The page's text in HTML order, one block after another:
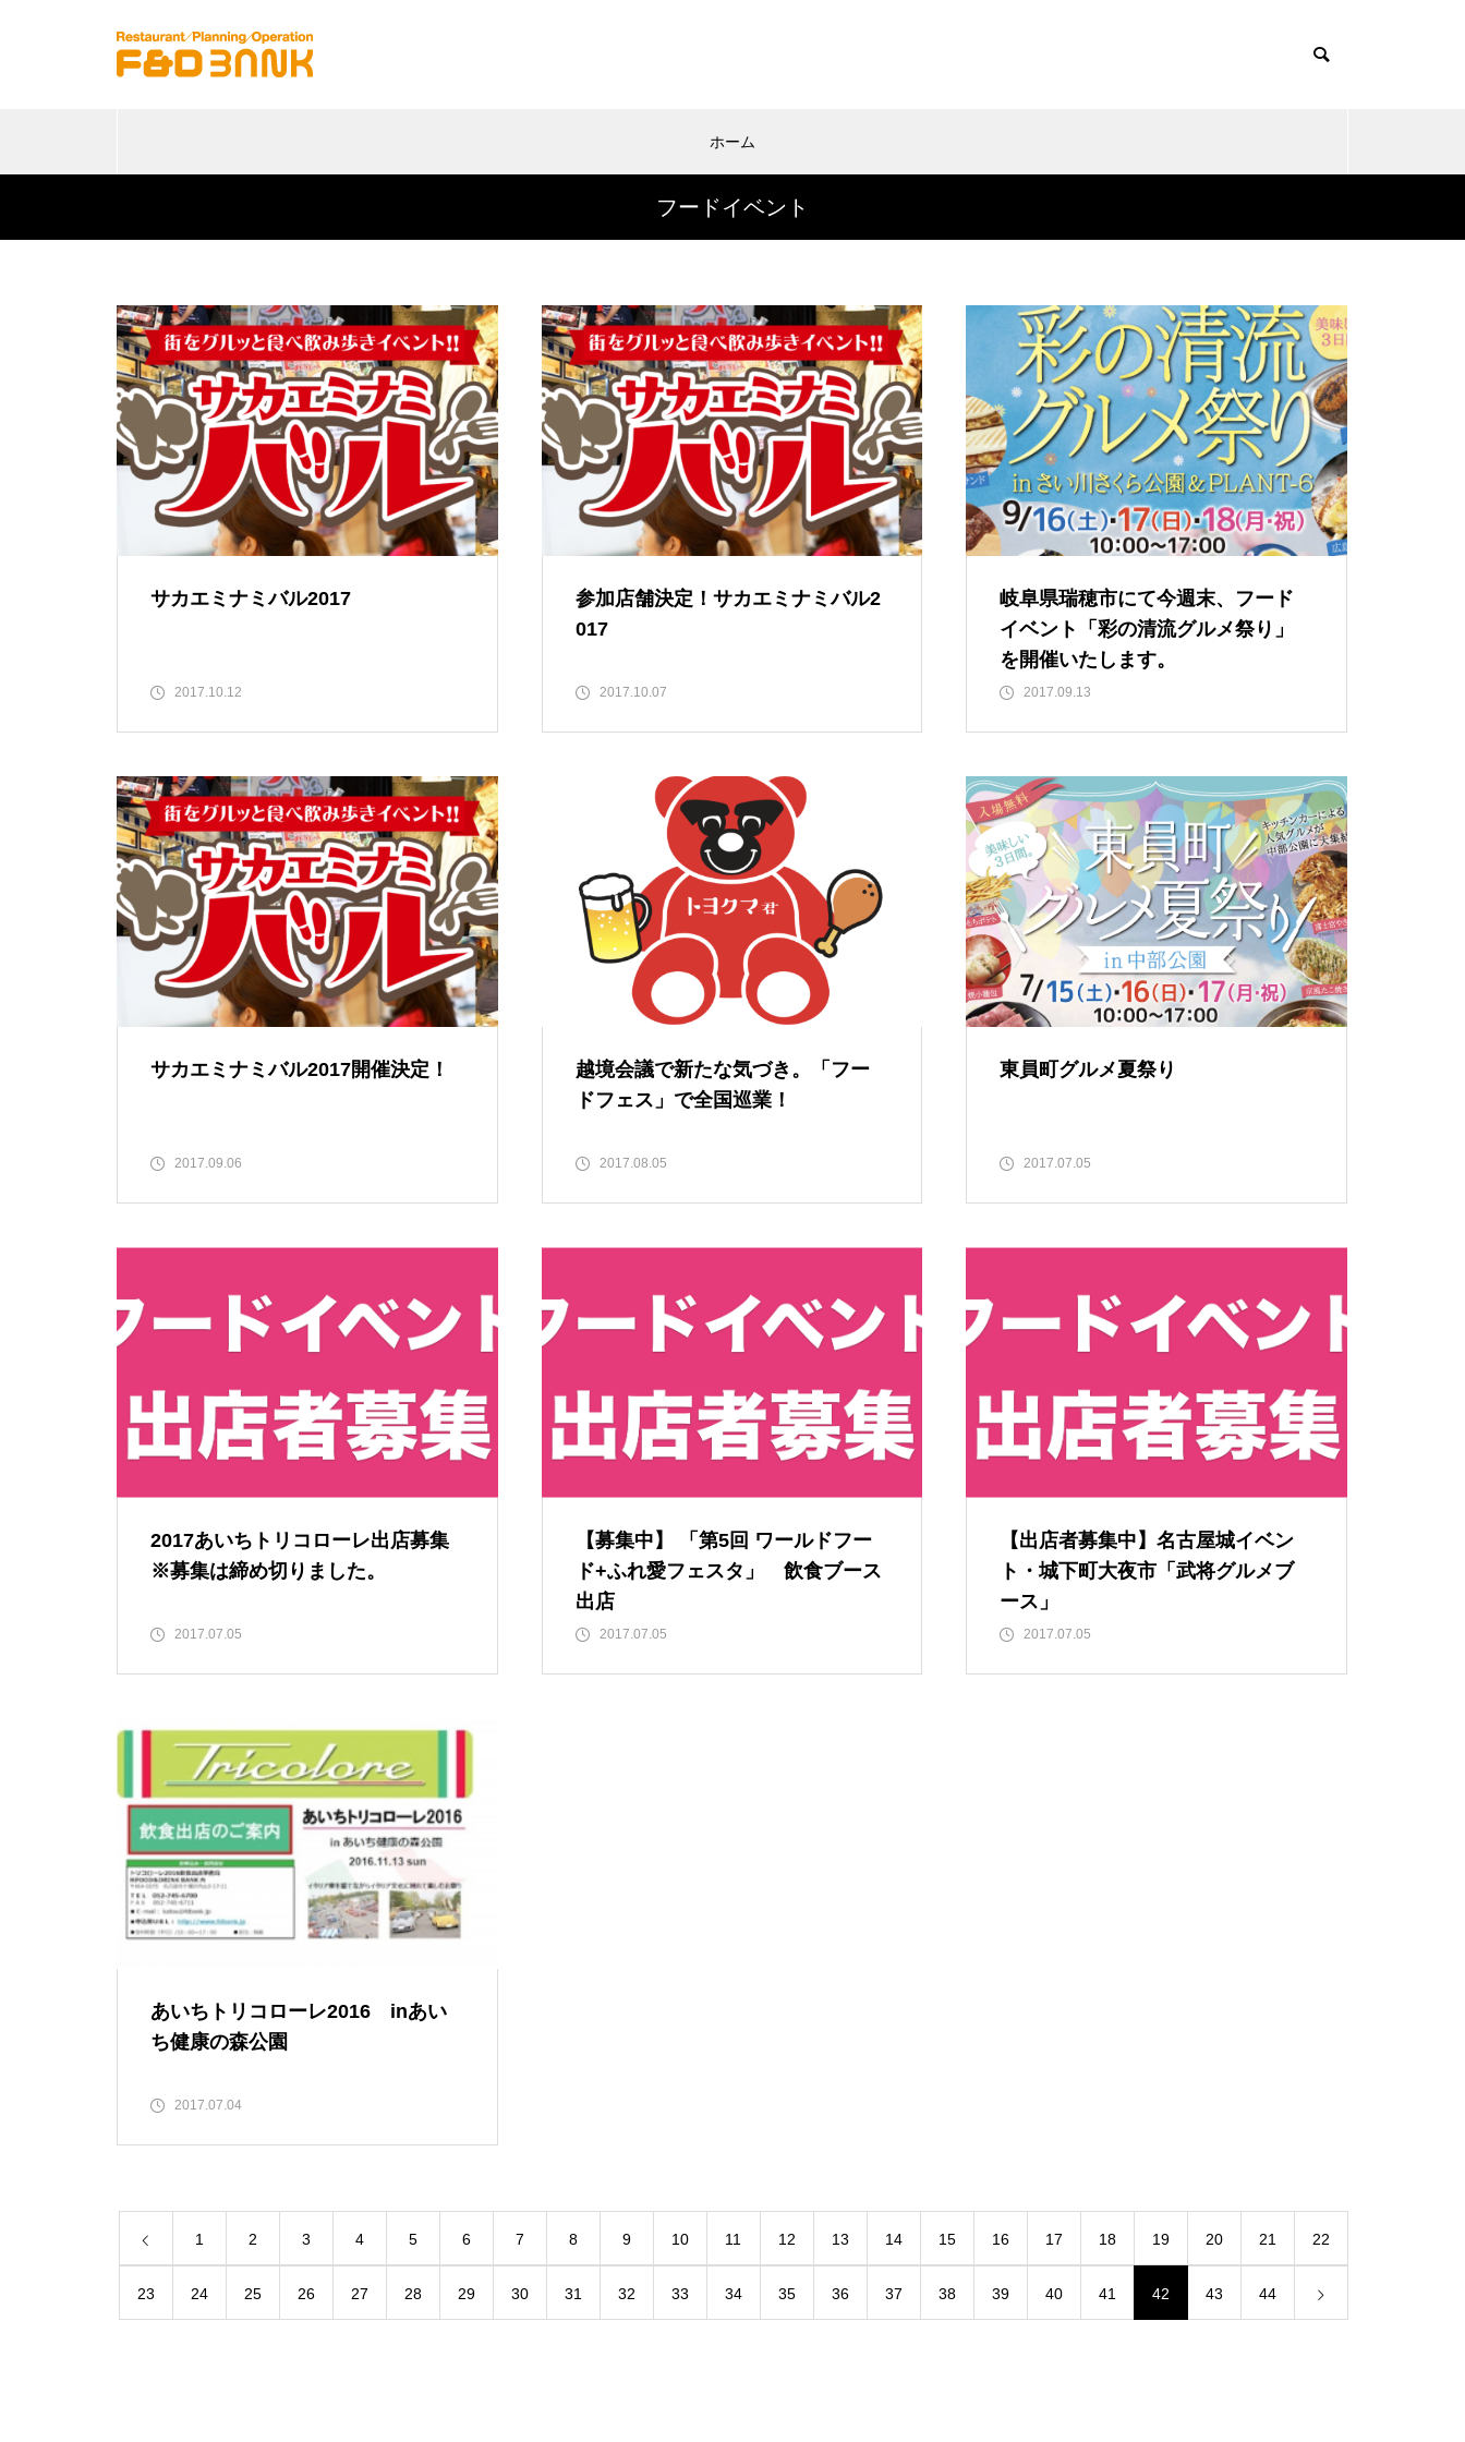
ホーム
フードイベント
サカエミナミバル2017
2017.10.12
参加店舗決定！サカエミナミバル2
017
2017.10.07
岐阜県瑞穂市にて今週末、フード
イベント「彩の清流グルメ祭り」
を開催いたします。
2017.09.13
サカエミナミバル2017開催決定！
2017.09.06
越境会議で新たな気づき。「フー
ドフェス」で全国巡業！
2017.08.05
東員町グルメ夏祭り
2017.07.05
2017あいちトリコローレ出店募集
※募集は締め切りました。
2017.07.05
【募集中】 「第5回 ワールドフー
ド+ふれ愛フェスタ」 飲食ブース
出店
2017.07.05
【出店者募集中】名古屋城イベン
ト・城下町大夜市「武将グルメブ
ース」
2017.07.05
あいちトリコローレ2016 inあい
ち健康の森公園
2017.07.04
1 2 3 4 5 6 7 8 9 10 11 12 13 14 15 16 17 18 19 20 21 22
23 24 25 26 27 28 29 30 31 32 33 34 35 36 37 38 39 40 41 42 43 44